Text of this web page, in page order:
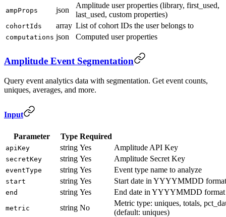
ampProps json
Amplitude user properties (library, first_used,
last_used, custom properties)
cohortIds array List of cohort IDs the user belongs to
computations json Computed user properties
Amplitude Event Segmentation
Query event analytics data with segmentation. Get event counts,
uniques, averages, and more.
Input
Parameter Type Required
apiKey string Yes Amplitude API Key
secretKey string Yes Amplitude Secret Key
eventType string Yes Event type name to analyze
start string Yes Start date in YYYYMMDD format
end string Yes End date in YYYYMMDD format
metric string No
Metric type: uniques, totals,
(default: uniques)